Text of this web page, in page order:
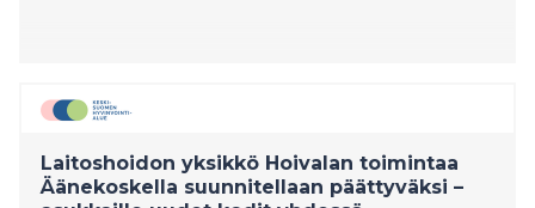
Laitoshoidon yksikkö Hoivalan toimintaa
Äänekoskella suunnitellaan päättyväksi –